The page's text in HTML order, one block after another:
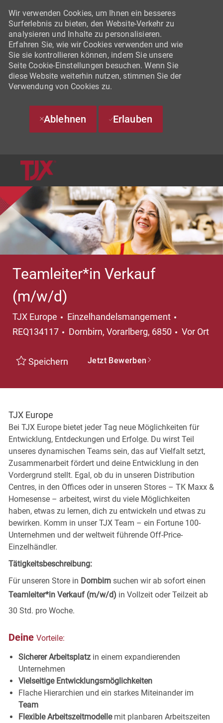
Wir verwenden Cookies, um Ihnen ein besseres
Surferlebnis zu bieten, den Website-Verkehr zu
analysieren und Inhalte zu personalisieren.
Erfahren Sie, wie wir Cookies verwenden und wie
Sie sie kontrollieren können, indem Sie unsere
Seite Cookie-Einstellungen besuchen. Wenn Sie
diese Website weiterhin nutzen, stimmen Sie der
Verwendung von Cookies zu.
Ablehnen Erlauben
Teamleiter*in Verkauf
(m/w/d)
TJX Europe Kategorie
Einzelhandelsmangement
REQ134117
Ort
Dornbirn, Vorarlberg, 6850 Vor Ort
Speichern Jetzt Bewerben
TJX Europe
Bei TJX Europe bietet jeder Tag neue Möglichkeiten für
Entwicklung, Entdeckungen und Erfolge. Du wirst Teil
unseres dynamischen Teams sein, das auf Vielfalt setzt,
Zusammenarbeit fördert und deine Entwicklung in den
Vordergrund stellt. Egal, ob du in unseren Distribution
Centres, in den Offices oder in unseren Stores – TK Maxx &
Homesense – arbeitest, wirst du viele Möglichkeiten
haben, etwas zu lernen, dich zu entwickeln und etwas zu
bewirken. Komm in unser TJX Team – ein Fortune 100-
Unternehmen und der weltweit führende Off-Price-
Einzelhändler.
Tätigkeitsbeschreibung:
Für unseren Store in Dornbirn suchen wir ab sofort einen
Teamleiter*in Verkauf (m/w/d) in Vollzeit oder Teilzeit ab
30 Std. pro Woche.
Deine Vorteile:
Sicherer Arbeitsplatzin einem expandierenden
Unternehmen
Vielseitige Entwicklungsmöglichkeiten
Flache Hierarchien und ein starkes Miteinander im
Team
Flexible Arbeitszeitmodellemit planbaren Arbeitszeiten